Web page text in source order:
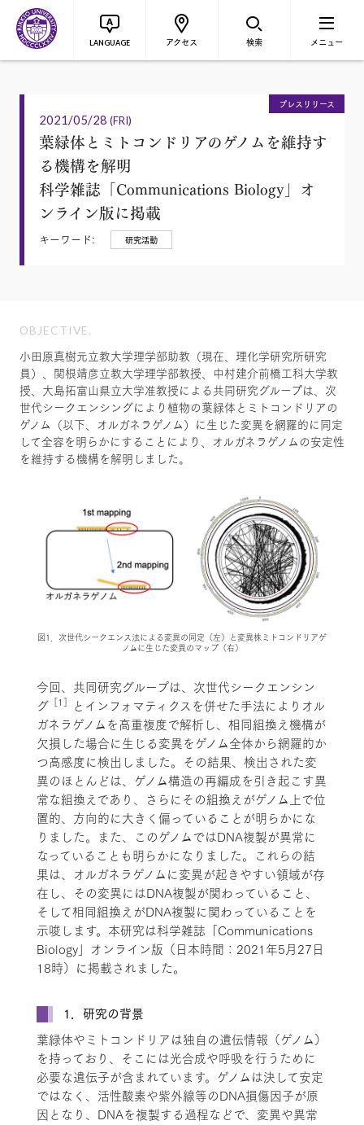
LANGUAGE アクセス 検索 メニュー
2021/05/28 (FRI)
プレスリリース
葉緑体とミトコンドリアのゲノムを維持す
る機構を解明
科学雑誌「Communications Biology」オ
ンライン版に掲載
キーワード: 研究活動
OBJECTIVE.
小田原真樹元立教大学理学部助教（現在、理化学研究所研究
員）、関根靖彦立教大学理学部教授、中村建介前橋工科大学教
授、大島拓富山県立大学准教授による共同研究グループは、次
世代シークエンシングにより植物の葉緑体とミトコンドリアの
ゲノム（以下、オルガネラゲノム）に生じた変異を網羅的に同定
して全容を明らかにすることにより、オルガネラゲノムの安定性
を維持する機構を解明しました。
図1．次世代シークエンス法による変異の同定（左）と変異株ミトコンドリアゲ
ノムに生じた変異のマップ（右）
今回、共同研究グループは、次世代シークエンシン
グ ［1］ とインフォマティクスを併せた手法によりオル
ガネラゲノムを高重複度で解析し、相同組換え機構が
欠損した場合に生じる変異をゲノム全体から網羅的か
つ高感度に検出しました。その結果、検出された変
異のほとんどは、ゲノム構造の再編成を引き起こす異
常な組換えであり、さらにその組換えがゲノム上で位
置的、方向的に大きく偏っていることが明らかにな
りました。また、このゲノムではDNA複製が異常に
なっていることも明らかになりました。これらの結
果は、オルガネラゲノムに変異が起きやすい領域が存
在し、その変異にはDNA複製が関わっていること、
そして相同組換えがDNA複製に関わっていることを
示唆します。本研究は科学雑誌「Communications
Biology」オンライン版（日本時間：2021年5月27日
18時）に掲載されました。
1．研究の背景
葉緑体やミトコンドリアは独自の遺伝情報（ゲノム）
を持っており、そこには光合成や呼吸を行うために
必要な遺伝子が含まれています。ゲノムは決して安定
ではなく、活性酸素や紫外線等のDNA損傷因子が原
因となり、DNAを複製する過程などで、変異や異常